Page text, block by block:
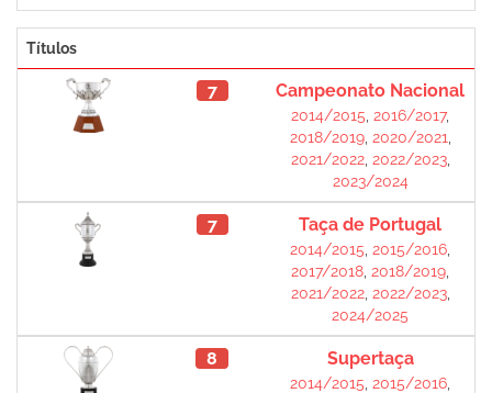
Títulos
7 Campeonato Nacional
2014/2015 2016/2017,
2018/2019, 2020/2021
2021/2022, 2022/2023,
2023/2024
7 Taça de Portugal
2014/2015 2015/2016
2017/2018 2018/2019
2021/2022, 2022/2023,
2024/2025
8 Supertaça
2014/2015 2015/2016